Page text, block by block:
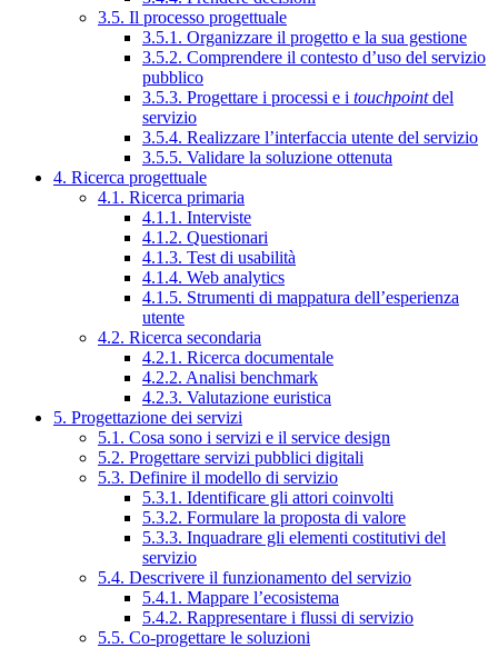
3.5. Il processo progettuale
3.5.1. Organizzare il progetto e la sua gestione
3.5.2. Comprendere il contesto d’uso del servizio
pubblico
3.5.3. Progettare i processi e i touchpointdel
servizio
3.5.4. Realizzare l’interfaccia utente del servizio
3.5.5. Validare la soluzione ottenuta
4. Ricerca progettuale
4.1. Ricerca primaria
4.1.1. Interviste
4.1.2. Questionari
4.1.3. Test di usabilità
4.1.4. Web analytics
4.1.5. Strumenti di mappatura dell’esperienza
utente
4.2. Ricerca secondaria
4.2.1. Ricerca documentale
4.2.2. Analisi benchmark
4.2.3. Valutazione euristica
5. Progettazione dei servizi
5.1. Cosa sono i servizi e il service design
5.2. Progettare servizi pubblici digitali
5.3. Definire il modello di servizio
5.3.1. Identificare gli attori coinvolti
5.3.2. Formulare la proposta di valore
5.3.3. Inquadrare gli elementi costitutivi del
servizio
5.4. Descrivere il funzionamento del servizio
5.4.1. Mappare l’ecosistema
5.4.2. Rappresentare i flussi di servizio
5.5. Co-progettare le soluzioni